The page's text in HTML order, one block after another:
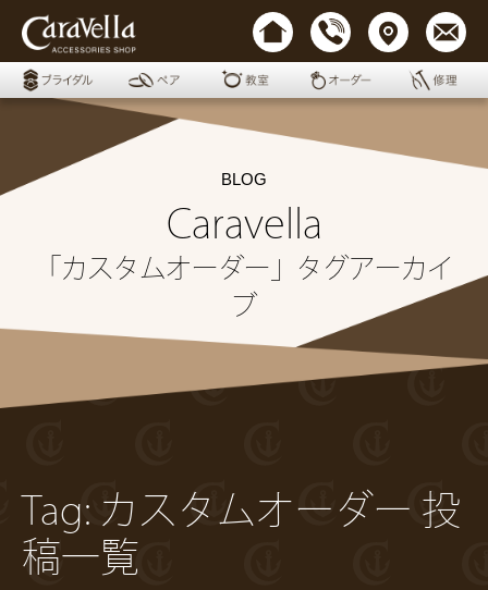
BLOG
Caravella
「カスタムオーダー」タグアーカイ
ブ
Tag: カスタムオーダー 投
稿一覧